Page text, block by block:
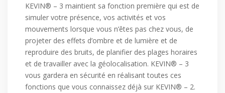
KEVIN® – 3 maintient sa fonction première qui est de
simuler votre présence, vos activités et vos
mouvements lorsque vous n’êtes pas chez vous, de
projeter des effets d’ombre et de lumière et de
reproduire des bruits, de planifier des plages horaires
et de travailler avec la géolocalisation. KEVIN® – 3
vous gardera en sécurité en réalisant toutes ces
fonctions que vous connaissez déjà sur KEVIN® – 2.